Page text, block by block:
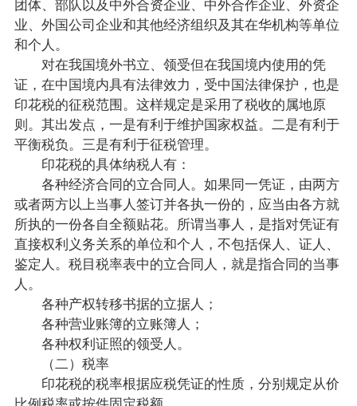
业、外国公司企业和其他经济组织及其在华机构等单位
和个人。
对在我国境外书立、领受但在我国境内使用的凭
证，在中国境内具有法律效力，受中国法律保护，也是
印花税的征税范围。这样规定是采用了税收的属地原
则。其出发点，一是有利于维护国家权益。二是有利于
平衡税负。三是有利于征税管理。
印花税的具体纳税人有：
各种经济合同的立合同人。如果同一凭证，由两方
或者两方以上当事人签订并各执一份的，应当由各方就
所执的一份各自全额贴花。所谓当事人，是指对凭证有
直接权利义务关系的单位和个人，不包括保人、证人、
鉴定人。税目税率表中的立合同人，就是指合同的当事
人。
各种产权转移书据的立据人；
各种营业账簿的立账簿人；
各种权利证照的领受人。
（二）税率
印花税的税率根据应税凭证的性质，分别规定从价